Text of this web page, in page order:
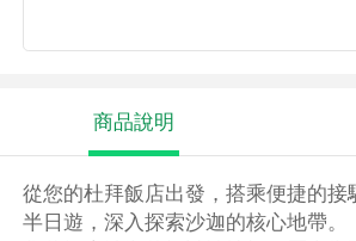
商品說明
從您的杜拜飯店出發，搭乘便捷的接
半日遊，深入探索沙迦的核心地帶。